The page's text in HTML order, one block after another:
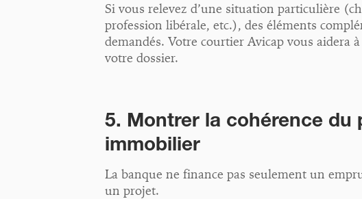
Si vous relevez d’une situation particulière
profession libérale, etc.), des éléments
demandés. Votre courtier Avicap vous aidera
votre dossier.
5. Montrer la cohérence du
immobilier
La banque ne finance pas seulement un
un projet.